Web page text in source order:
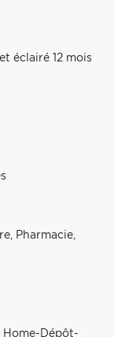
éclairé 12 mois
Pharmacie,
Home-Dépôt-